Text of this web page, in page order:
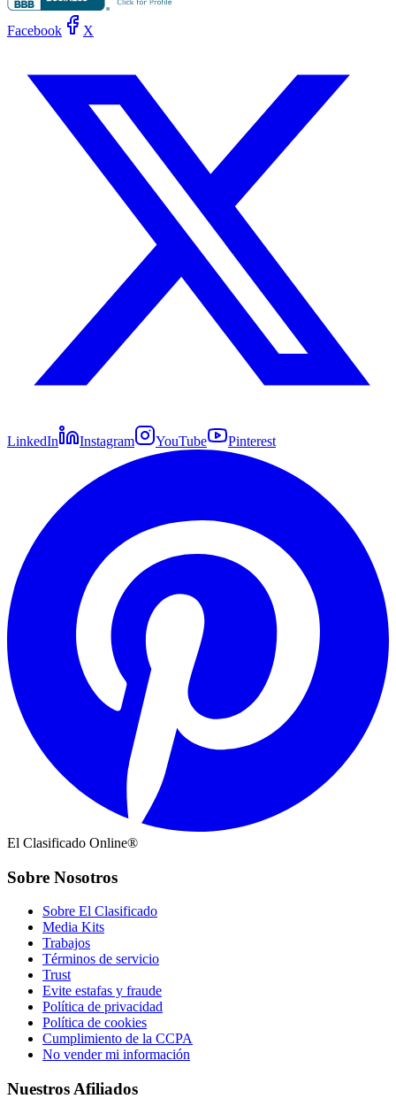
Facebook X
LinkedIn Instagram YouTube Pinterest
El Clasificado Online®
Sobre Nosotros
Sobre El Clasificado
Media Kits
Trabajos
Términos de servicio
Trust
Evite estafas y fraude
Política de privacidad
Política de cookies
Cumplimiento de la CCPA
No vender mi información
Nuestros Afiliados